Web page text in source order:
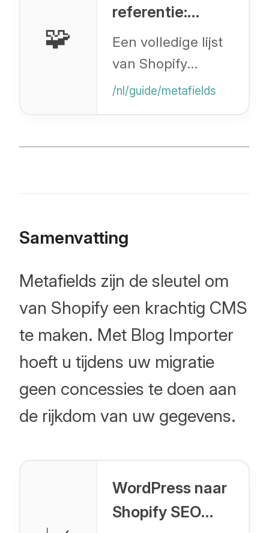
🧩
referentie:
Ondersteunde
metafield-typen
Een volledige lijst
van Shopify
metafield
die worden
/nl/guide/metafields
Samenvatting
Metafields zijn de sleutel om
van Shopify een krachtig CMS
te maken. Met Blog Importer
hoeft u tijdens uw migratie
geen concessies te doen aan
de rijkdom van uw gegevens.
WordPress naar
Shopify SEO